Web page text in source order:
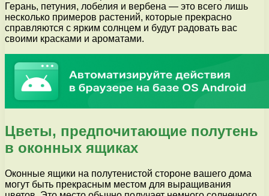
Герань, петуния, лобелия и вербена — это всего лишь
несколько примеров растений, которые прекрасно
справляются с ярким солнцем и будут радовать вас
своими красками и ароматами.
Цветы, предпочитающие полутень
в оконных ящиках
Оконные ящики на полутенистой стороне вашего дома
могут быть прекрасным местом для выращивания